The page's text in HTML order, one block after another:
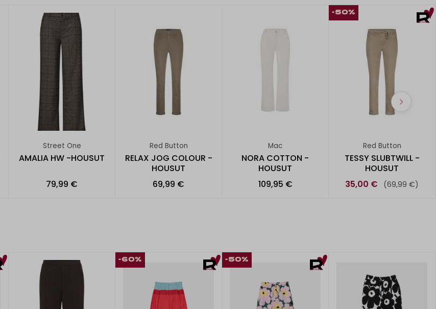
Street One
AMALIA HW -HOUSUT
79,99 €
Red Button
RELAX JOG COLOUR -
HOUSUT
69,99 €
Mac
NORA COTTON -
HOUSUT
109,95 €
-50%
Red Button
TESSY SLUBTWILL -
HOUSUT
35,00 €
(69,99 €)
-60% -50%